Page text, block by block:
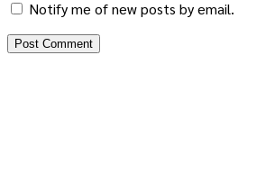
Notify me of new posts by email.